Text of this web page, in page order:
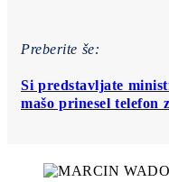
Preberite še:
Si predstavljate
mašo prinesel telefon